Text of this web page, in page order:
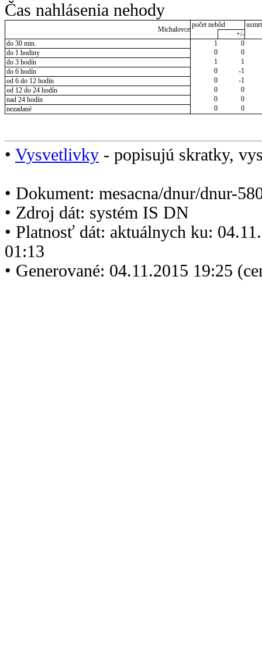
Čas nahlásenia nehody
Michalovce
počet nehôd
+/-
do 30 min.
1
0
do 1 hodiny
0
0
do 3 hodín
1
1
do 6 hodín
0
-1
od 6 do 12 hodín
0
-1
od 12 do 24 hodín
0
0
nad 24 hodín
0
0
nezadané
0 0
• Vysvetlivky - popisujú skratky,
• Dokument: mesacna/dnur/dnur-
• Zdroj dát: systém IS DN
• Platnosť dát: aktuálnych ku:
01:13
• Generované: 04.11.2015 19:25